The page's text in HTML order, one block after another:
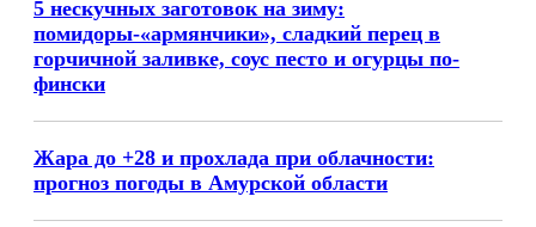
5 нескучных заготовок на зиму:
помидоры-«армянчики», сладкий перец в
горчичной заливке, соус песто и огурцы по-
фински
Жара до +28 и прохлада при облачности:
прогноз погоды в Амурской области